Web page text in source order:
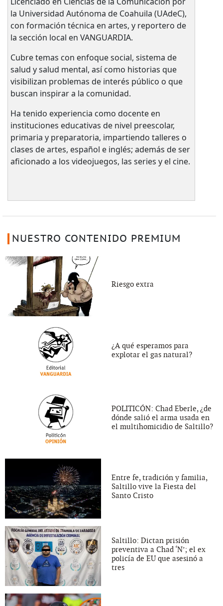
la Universidad Autónoma de Coahuila (UAdeC),
con formación técnica en artes, y reportero de
la sección local en VANGUARDIA.
Cubre temas con enfoque social, sistema de
salud y salud mental, así como historias que
visibilizan problemas de interés público o que
buscan inspirar a la comunidad.
Ha tenido experiencia como docente en
instituciones educativas de nivel preescolar,
primaria y preparatoria, impartiendo talleres o
clases de artes, español e inglés; además de ser
aficionado a los videojuegos, las series y el cine.
NUESTRO CONTENIDO PREMIUM
Riesgo extra
¿A qué esperamos para
explotar el gas natural?
POLITICÓN: Chad Eberle, ¿de
dónde salió el arma usada en
el multihomicidio de Saltillo?
Entre fe, tradición y familia,
Saltillo vive la Fiesta del
Santo Cristo
Saltillo: Dictan prisión
preventiva a Chad ‘N’; el ex
policía de EU que asesinó a
tres